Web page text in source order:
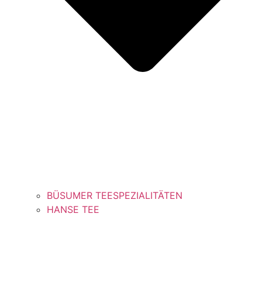
BÜSUMER TEESPEZIALITÄTEN
HANSE TEE